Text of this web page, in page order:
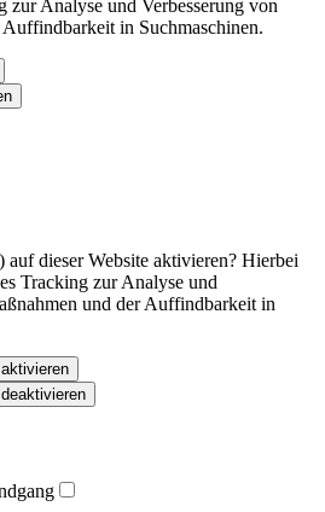
zur Analyse und Verbesserung von
in Suchmaschinen.
dieser Website aktivieren? Hierbei
Tracking zur Analyse und
und der Auffindbarkeit in